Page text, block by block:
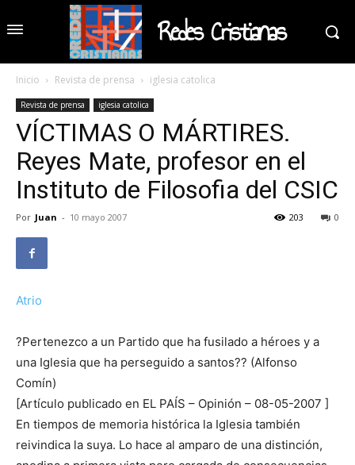
Redes Cristianas
Inicio Revista de prensa iglesia catolica
Revista de prensa iglesia catolica
VÍCTIMAS O MÁRTIRES.
Reyes Mate, profesor en el
Instituto de Filosofia del CSIC
Por Juan - 10 mayo 2007 0
203
Atrio
?Pertenezco a un Partido que ha fusilado a héroes y a
una Iglesia que ha perseguido a santos?? (Alfonso
Comín)
[Artículo publicado en EL PAÍS – Opinión – 08-05-2007 ]
En tiempos de memoria histórica la Iglesia también
reivindica la suya. Lo hace al amparo de una distinción,